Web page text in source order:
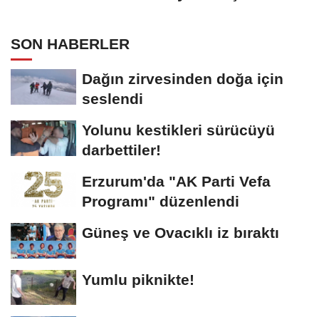
SON HABERLER
Dağın zirvesinden doğa için
seslendi
Yolunu kestikleri sürücüyü
darbettiler!
Erzurum'da "AK Parti Vefa
Programı" düzenlendi
Güneş ve Ovacıklı iz bıraktı
Yumlu piknikte!